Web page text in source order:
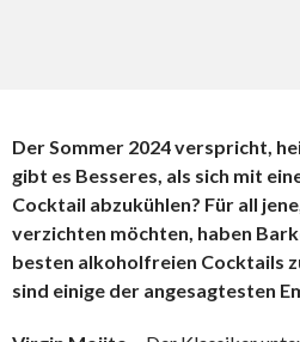
Der Sommer 2024 verspricht,
gibt es Besseres, als sich mit
Cocktail abzukühlen? Für all
verzichten möchten, haben
besten alkoholfreien Cocktails
sind einige der angesagtesten